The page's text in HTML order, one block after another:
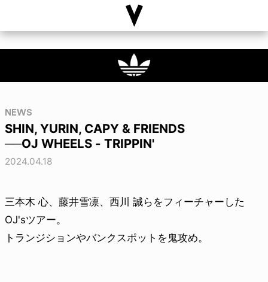
NEWS
SHIN, YURIN, CAPY & FRIENDS
──OJ WHEELS - TRIPPIN'
2024.04.18
三本木 心、藤井雪凛、西川 誠らをフィーチャーした
OJ'sツアー。
トランジションやバンクスポットを鬼攻め。